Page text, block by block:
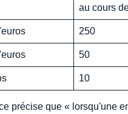
au cours
250
50
10
précise que « lorsqu'une